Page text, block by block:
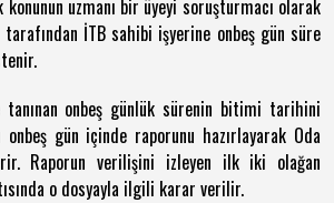
uzmanı bir üyeyi soruşturmacı olarak
İTB sahibi işyerine onbeş gün süre
onbeş günlük sürenin bitimi tarihini
gün içinde raporunu hazırlayarak Oda
Raporun verilişini izleyen ilk iki olağan
o dosyayla ilgili karar verilir.